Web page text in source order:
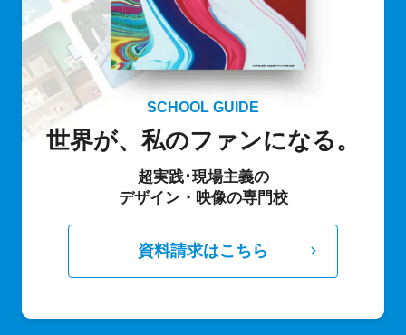
SCHOOL GUIDE
世界が、私のファンになる。
超実践･現場主義の
デザイン・映像の専門校
資料請求はこちら